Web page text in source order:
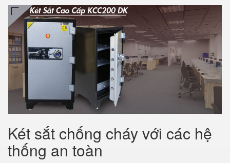
Két sắt chống cháy với các hệ
thống an toàn